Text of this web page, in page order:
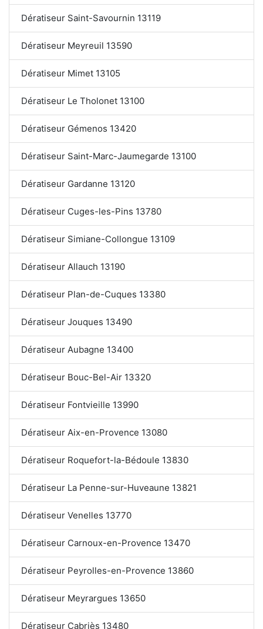
Dératiseur Saint-Savournin 13119
Dératiseur Meyreuil 13590
Dératiseur Mimet 13105
Dératiseur Le Tholonet 13100
Dératiseur Gémenos 13420
Dératiseur Saint-Marc-Jaumegarde 13100
Dératiseur Gardanne 13120
Dératiseur Cuges-les-Pins 13780
Dératiseur Simiane-Collongue 13109
Dératiseur Allauch 13190
Dératiseur Plan-de-Cuques 13380
Dératiseur Jouques 13490
Dératiseur Aubagne 13400
Dératiseur Bouc-Bel-Air 13320
Dératiseur Fontvieille 13990
Dératiseur Aix-en-Provence 13080
Dératiseur Roquefort-la-Bédoule 13830
Dératiseur La Penne-sur-Huveaune 13821
Dératiseur Venelles 13770
Dératiseur Carnoux-en-Provence 13470
Dératiseur Peyrolles-en-Provence 13860
Dératiseur Meyrargues 13650
Dératiseur Cabriès 13480